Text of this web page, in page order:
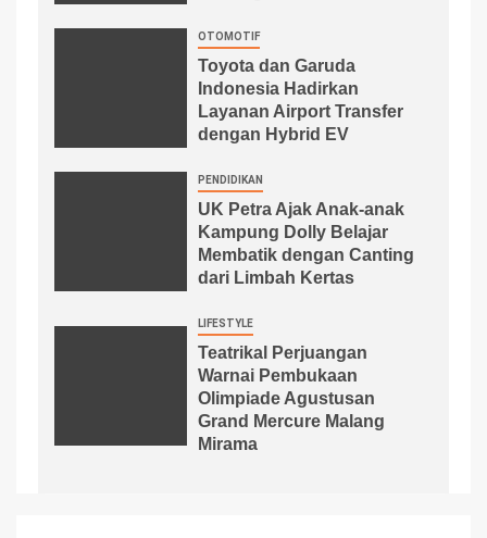
OTOMOTIF
Toyota dan Garuda
Indonesia Hadirkan
Layanan Airport Transfer
dengan Hybrid EV
PENDIDIKAN
UK Petra Ajak Anak-anak
Kampung Dolly Belajar
Membatik dengan Canting
dari Limbah Kertas
LIFESTYLE
Teatrikal Perjuangan
Warnai Pembukaan
Olimpiade Agustusan
Grand Mercure Malang
Mirama